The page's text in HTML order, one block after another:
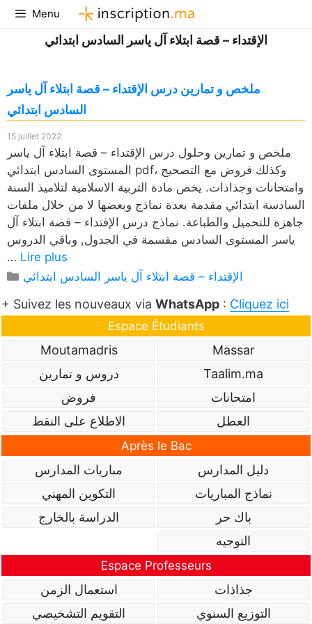
Aller
au
Menu
الإقتداء – قصة ابتلاء آل ياسر السادس ابتدائي
ملخص و تمارين درس الإقتداء – قصة ابتلاء آل ياسر
السادس ابتدائي
15 juillet 2022
ملخص و تمارين وحلول درس الإقتداء – قصة ابتلاء آل ياسر
المستوى السادس ابتدائي pdf، وكذلك فروض مع التصحيح
وامتحانات وجذاذات. يخص مادة التربية الاسلامية لتلاميذ السنة
السادسة ابتدائي مقدمة بعدة نماذج وبعضها لا من خلال ملفات
جاهزة للتحميل والطباعة. نماذج درس الإقتداء – قصة ابتلاء آل
ياسر المستوى السادس مقسمة في الجدول, وباقي الدروس
… Lire plus
Catégories
الإقتداء – قصة ابتلاء آل ياسر السادس ابتدائي
+ Suivez les nouveaux via WhatsApp : Cliquez ici
Espace Étudiants
Massar
Moutamadris
Taalim.ma
دروس و تمارين
امتحانات
فروض
العطل
الاطلاع على النقط
Après le Bac
دليل المدارس
مباريات المدارس
نماذج المباريات
التكوين المهني
باك حر
الدراسة بالخارج
التوجيه
Espace Professeurs
جذاذات
استعمال الزمن
التوزيع السنوي
التقويم التشخيصي